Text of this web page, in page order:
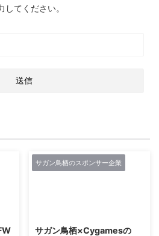
てください。
サガン鳥栖のスポンサー企業
サガン鳥栖×Cygamesの